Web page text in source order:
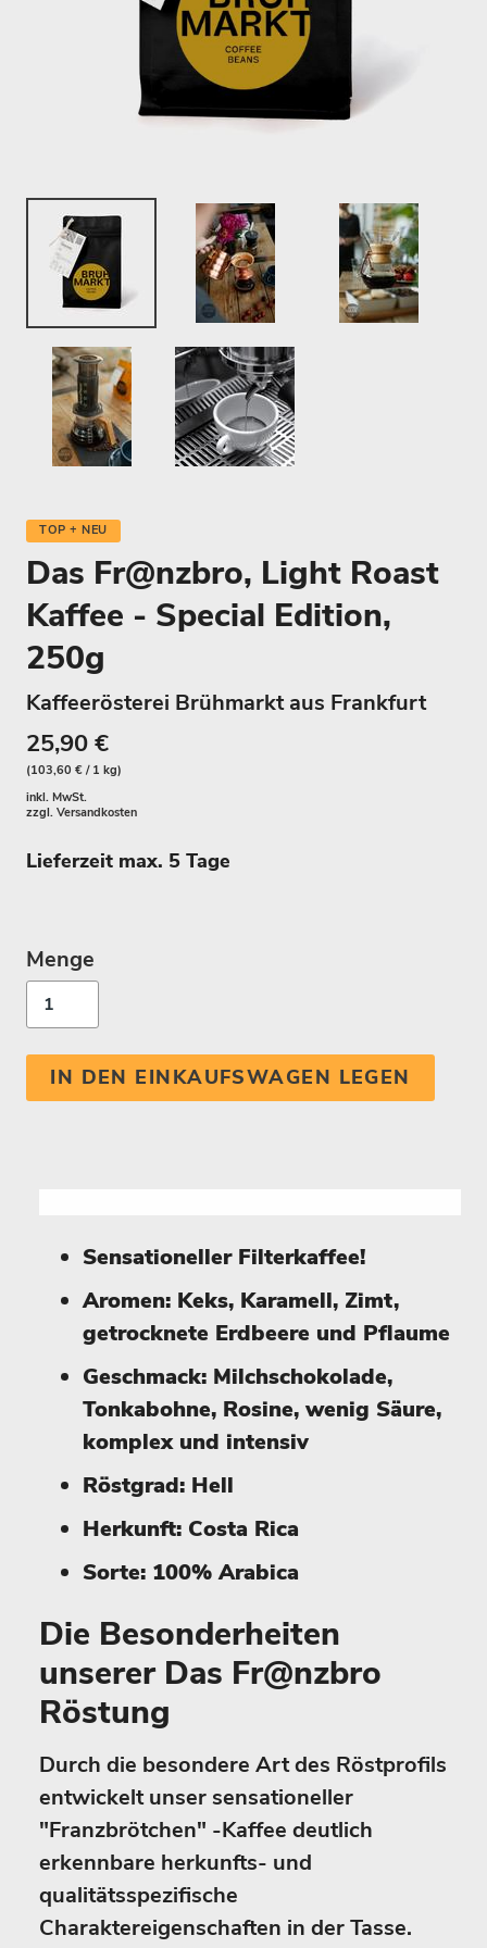
TOP + NEU
Das Fr@nzbro, Light Roast
Kaffee - Special Edition,
250g
Kaffeerösterei Brühmarkt aus Frankfurt
25,90 €
(103,60 € / 1 kg)
inkl. MwSt.
zzgl. Versandkosten
Lieferzeit max. 5 Tage
Menge
IN DEN EINKAUFSWAGEN LEGEN
Sensationeller Filterkaffee!
Aromen: Keks, Karamell, Zimt,
getrocknete Erdbeere und Pflaume
Geschmack: Milchschokolade,
Tonkabohne, Rosine, wenig Säure,
komplex und intensiv
Röstgrad: Hell
Herkunft: Costa Rica
Sorte: 100% Arabica
Die Besonderheiten
unserer Das Fr@nzbro
Röstung
Durch die besondere Art des Röstprofils
entwickelt unser sensationeller
"Franzbrötchen" -Kaffee deutlich
erkennbare herkunfts- und
qualitätsspezifische
Charaktereigenschaften in der Tasse.